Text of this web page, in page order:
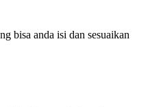
bisa anda isi dan sesuaikan